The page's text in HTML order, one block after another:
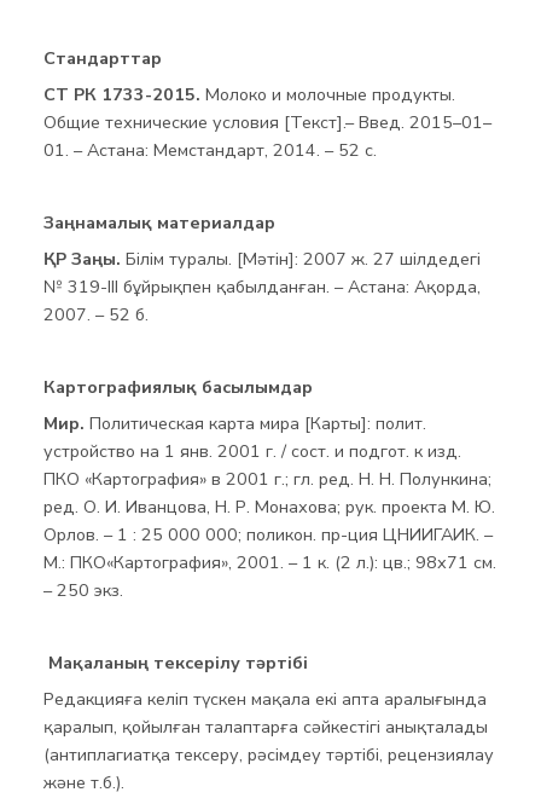
Стандарттар
СТ РК 1733-2015. Молоко и молочные продукты.
Общие технические условия [Текст].– Введ. 2015–01–
01. – Астана: Мемстандарт, 2014. – 52 с.
Заңнамалық материалдар
ҚР Заңы. Білім туралы. [Мәтін]: 2007 ж. 27 шілдедегі
№ 319-III бұйрықпен қабылданған. – Астана: Ақорда,
2007. – 52 б.
Картографиялық басылымдар
Мир. Политическая карта мира [Карты]: полит.
устройство на 1 янв. 2001 г. / сост. и подгот. к изд.
ПКО «Картография» в 2001 г.; гл. ред. Н. Н. Полункина;
ред. О. И. Иванцова, Н. Р. Монахова; рук. проекта М. Ю.
Орлов. – 1 : 25 000 000; поликон. пр-ция ЦНИИГАИК. –
М.: ПКО«Картография», 2001. – 1 к. (2 л.): цв.; 98х71 см.
– 250 экз.
Мақаланың тексерілу тәртібі
Редакцияға келіп түскен мақала екі апта аралығында
қаралып, қойылған талаптарға сәйкестігі анықталады
(антиплагиатқа тексеру, рәсімдеу тәртібі, рецензиялау
және т.б.).